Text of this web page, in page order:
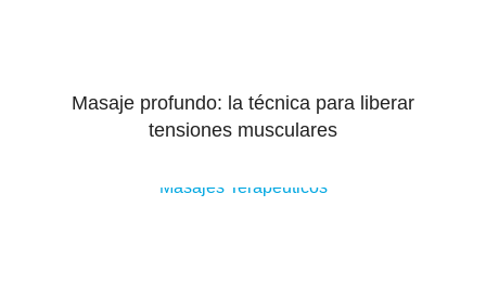
Masaje profundo: la técnica para liberar
tensiones musculares
Masajes Terapeuticos